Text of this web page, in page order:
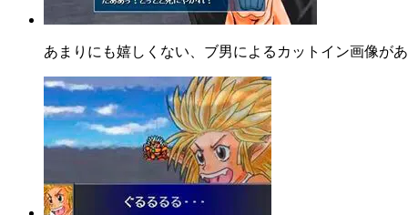
あまりにも嬉しくない、ブ男によるカットイン画像が